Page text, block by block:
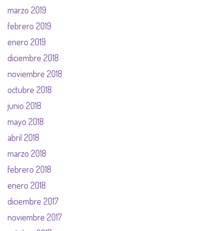
marzo 2019
febrero 2019
enero 2019
diciembre 2018
noviembre 2018
octubre 2018
junio 2018
mayo 2018
abril 2018
marzo 2018
febrero 2018
enero 2018
diciembre 2017
noviembre 2017